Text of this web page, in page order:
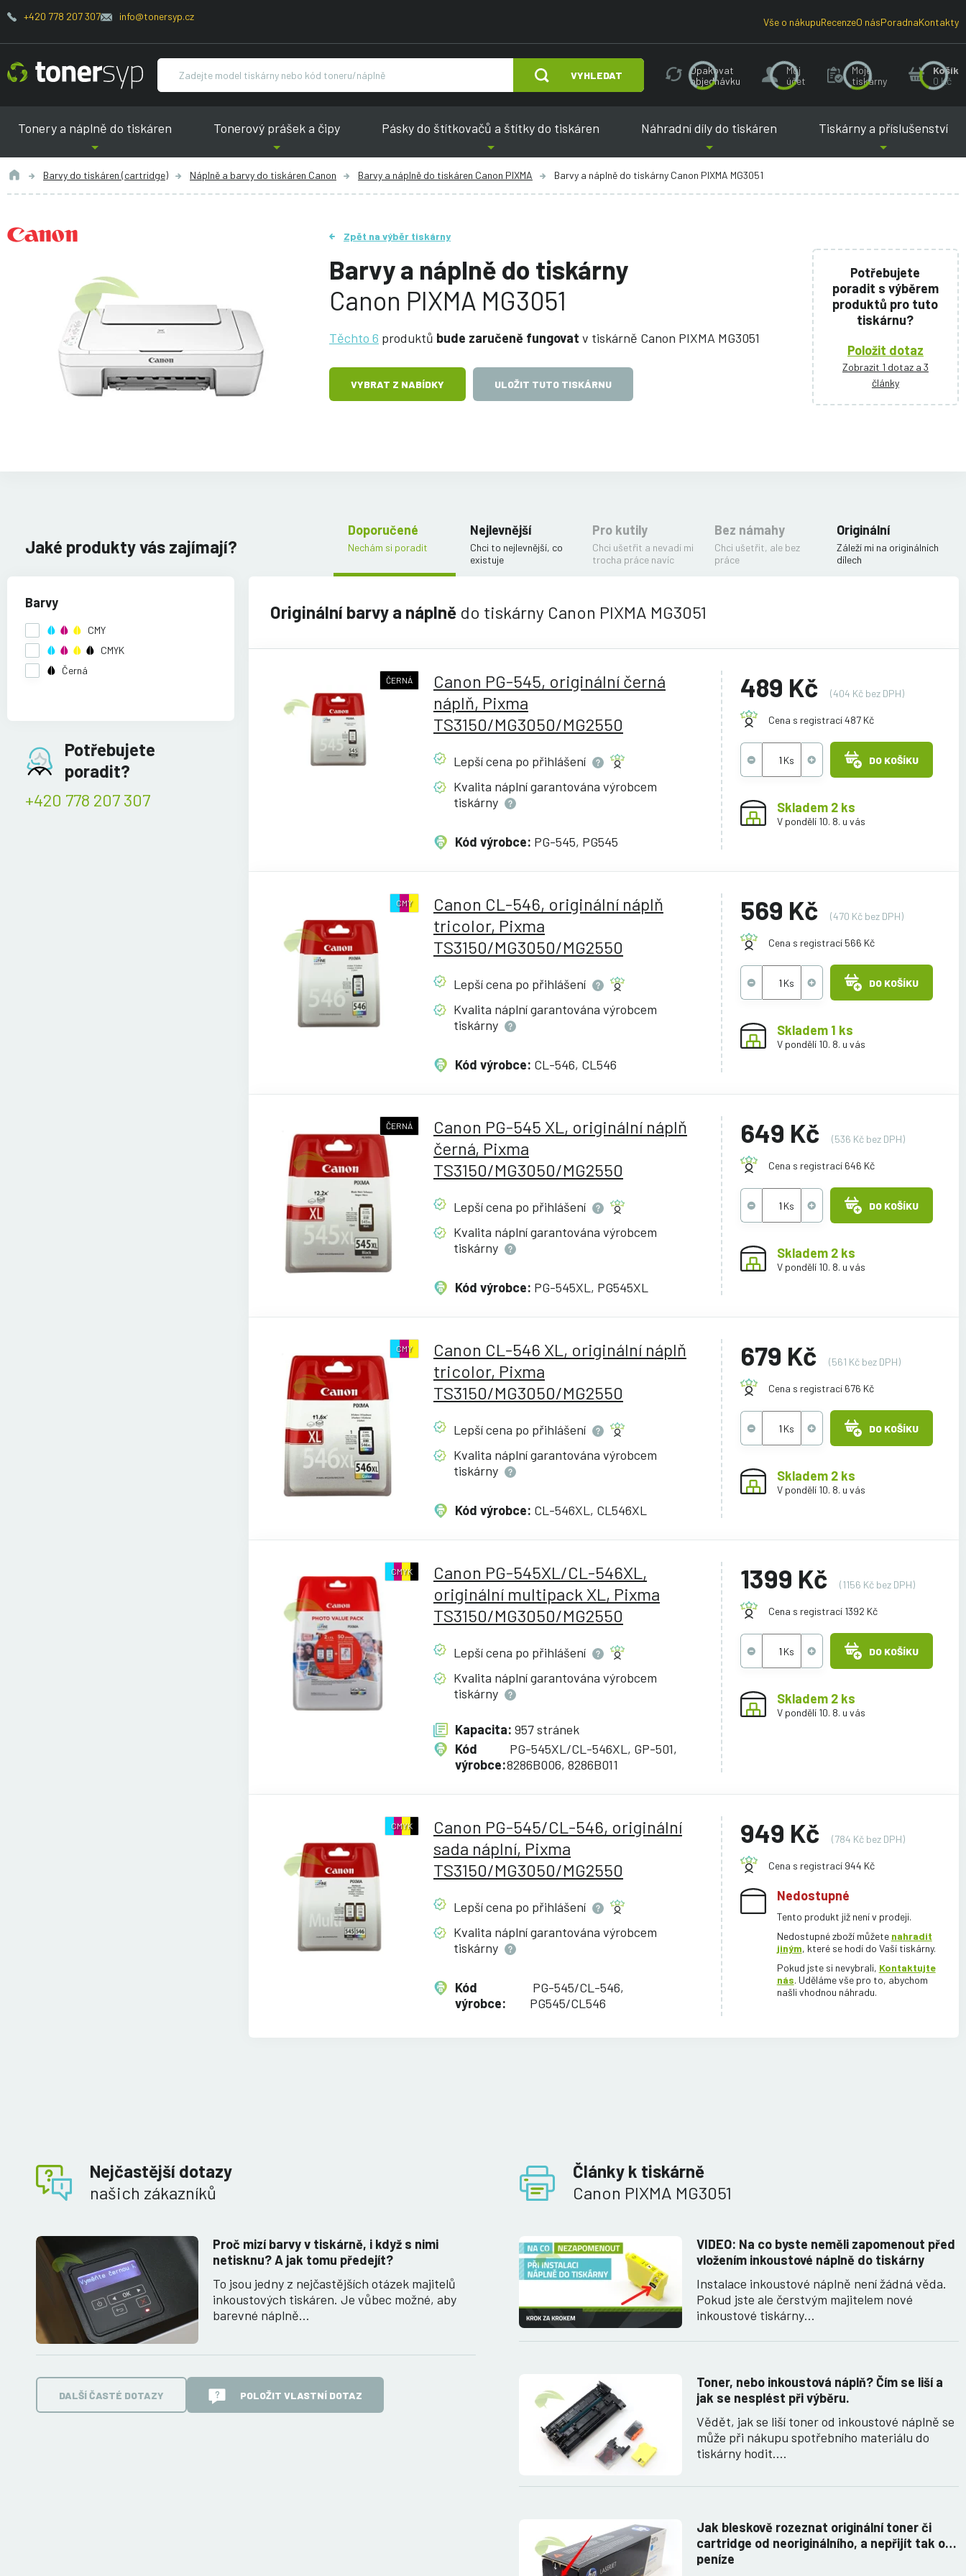
+420 778 207 307 info@tonersyp.cz Vše o nákupuRecenzeO násPoradnaKontakty
VYHLEDAT
Opakovat
objednávku
Můj
účet
Moje
tiskárny
Košík
0 Kč
Tonery a náplně do tiskáren Tonerový prášek a čipy Pásky do štítkovačů a štítky do tiskáren Náhradní díly do tiskáren Tiskárny a příslušenství
Barvy do tiskáren (cartridge) Náplně a barvy do tiskáren Canon Barvy a náplně do tiskáren Canon PIXMA Barvy a náplně do tiskárny Canon PIXMA MG3051
Zpět na výběr tiskárny
Barvy a náplně do tiskárny
Canon PIXMA MG3051
Těchto 6 produktů bude zaručeně fungovat v tiskárně Canon PIXMA MG3051
VYBRAT Z NABÍDKY ULOŽIT TUTO TISKÁRNU
Potřebujete
poradit s výběrem
produktů pro tuto
tiskárnu?
Položit dotaz
Zobrazit 1 dotaz a 3
články
Jaké produkty vás zajímají?
Barvy
CMY
CMYK
Černá
Potřebujete
poradit?
+420 778 207 307
Doporučené
Nechám si poradit
Nejlevnější
Chci to nejlevnější, co
existuje
Pro kutily
Chci ušetřit a nevadí mi
trocha práce navíc
Bez námahy
Chci ušetřit, ale bez
práce
Originální
Záleží mi na originálních
dílech
Originální barvy a náplně do tiskárny Canon PIXMA MG3051
ČERNÁ
Canon PG-545, originální černá
náplň, Pixma
TS3150/MG3050/MG2550
Lepší cena po přihlášení
Kvalita náplní garantována výrobcem
tiskárny
Kód výrobce: PG-545, PG545
489 Kč (404 Kč bez DPH)
Cena s registrací 487 Kč
DO KOŠÍKU
Skladem 2 ks
V pondělí 10. 8. u vás
CMY
Canon CL-546, originální náplň
tricolor, Pixma
TS3150/MG3050/MG2550
Lepší cena po přihlášení
Kvalita náplní garantována výrobcem
tiskárny
Kód výrobce: CL-546, CL546
569 Kč (470 Kč bez DPH)
Cena s registrací 566 Kč
DO KOŠÍKU
Skladem 1 ks
V pondělí 10. 8. u vás
ČERNÁ
Canon PG-545 XL, originální náplň
černá, Pixma
TS3150/MG3050/MG2550
Lepší cena po přihlášení
Kvalita náplní garantována výrobcem
tiskárny
Kód výrobce: PG-545XL, PG545XL
649 Kč (536 Kč bez DPH)
Cena s registrací 646 Kč
DO KOŠÍKU
Skladem 2 ks
V pondělí 10. 8. u vás
CMY
Canon CL-546 XL, originální náplň
tricolor, Pixma
TS3150/MG3050/MG2550
Lepší cena po přihlášení
Kvalita náplní garantována výrobcem
tiskárny
Kód výrobce: CL-546XL, CL546XL
679 Kč (561 Kč bez DPH)
Cena s registrací 676 Kč
DO KOŠÍKU
Skladem 2 ks
V pondělí 10. 8. u vás
CMYK
Canon PG-545XL/CL-546XL,
originální multipack XL, Pixma
TS3150/MG3050/MG2550
Lepší cena po přihlášení
Kvalita náplní garantována výrobcem
tiskárny
Kapacita: 957 stránek
Kód
výrobce:
PG-545XL/CL-546XL, GP-501,
8286B006, 8286B011
1399 Kč (1156 Kč bez DPH)
Cena s registrací 1392 Kč
DO KOŠÍKU
Skladem 2 ks
V pondělí 10. 8. u vás
CMYK
Canon PG-545/CL-546, originální
sada náplní, Pixma
TS3150/MG3050/MG2550
Lepší cena po přihlášení
Kvalita náplní garantována výrobcem
tiskárny
Kód
výrobce:
PG-545/CL-546,
PG545/CL546
949 Kč (784 Kč bez DPH)
Cena s registrací 944 Kč
Nedostupné
Tento produkt již není v prodeji.
Nedostupné zboží můžete nahradit
jiným, které se hodí do Vaší tiskárny.
Pokud jste si nevybrali, Kontaktujte
nás. Uděláme vše pro to, abychom
našli vhodnou náhradu.
Nejčastější dotazy
našich zákazníků
Články k tiskárně
Canon PIXMA MG3051
Proč mizí barvy v tiskárně, i když s nimi
netisknu? A jak tomu předejít?
To jsou jedny z nejčastějších otázek majitelů
inkoustových tiskáren. Je vůbec možné, aby
barevné náplně…
DALŠÍ ČASTÉ DOTAZY POLOŽIT VLASTNÍ DOTAZ
VIDEO: Na co byste neměli zapomenout před
vložením inkoustové náplně do tiskárny
Instalace inkoustové náplně není žádná věda.
Pokud jste ale čerstvým majitelem nové
inkoustové tiskárny…
Toner, nebo inkoustová náplň? Čím se liší a
jak se nesplést při výběru.
Vědět, jak se liší toner od inkoustové náplně se
může při nákupu spotřebního materiálu do
tiskárny hodit.…
Jak bleskově rozeznat originální toner či
cartridge od neoriginálního, a nepřijít tak o
peníze